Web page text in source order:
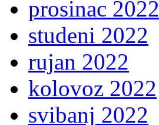
prosinac 2022
studeni 2022
rujan 2022
kolovoz 2022
svibanj 2022